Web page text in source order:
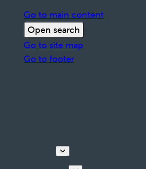
Go to main content
Open search
Go to site map
Go to footer